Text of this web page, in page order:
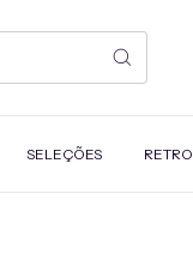
SELEÇÕES RETRO